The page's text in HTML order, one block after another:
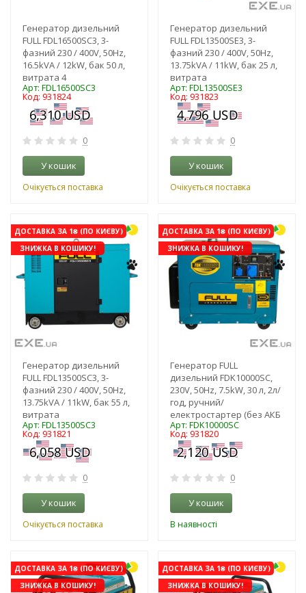
Генератор дизельний
FULL FDL16500SC3, 3-
фазний 230 / 400V, 50Hz,
16.5kVA / 12kW, бак 50 л,
витрата 4
Арт: FDL16500SC3
Код: 931824
0
У кошик
Очікується поставка
Генератор дизельний
FULL FDL13500SE3, 3-
фазний 230 / 400V, 50Hz,
13.75kVA / 11kW, бак 25 л,
витрата
Арт: FDL13500SE3
Код: 931823
0
У кошик
Очікується поставка
ДОСТАВКА ЗА 1₴ (ПО КИЄВУ)
ЗНИЖКА В КОШИКУ!
Генератор дизельний
FULL FDL13500SС3, 3-
фазний 230 / 400V, 50Hz,
13.75kVA / 11kW, бак 55 л,
витрата
Арт: FDL13500SС3
Код: 931821
0
У кошик
Очікується поставка
ДОСТАВКА ЗА 1₴ (ПО КИЄВУ)
ЗНИЖКА В КОШИКУ!
Генератор FULL
дизельний FDK10000SC,
230V, 50Hz, 7.5kW, 30 л, 2л/
год, ручний/
електростартер (без АКБ
Арт: FDK10000SC
Код: 931820
0
У кошик
В наявності
ДОСТАВКА ЗА 1₴ (ПО КИЄВУ)
ЗНИЖКА В КОШИКУ!
ДОСТАВКА ЗА 1₴ (ПО КИЄВУ)
ЗНИЖКА В КОШИКУ!